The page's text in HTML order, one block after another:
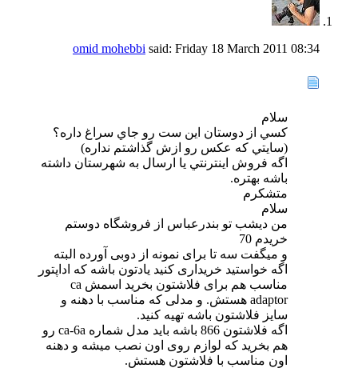
omid mohebbi said: Friday 18 March 2011 08:34
سلام
كسي از دوستان اين ست رو جاي سراغ داره؟
(سايتي كه عكس رو ازش گذاشتم نداره)
اگه فروش اينترنتي يا ارسال به شهرستان داشته
باشه بهتره.
متشكرم
سلام
من دیشب تو بندرعباس از فروشگاه دوستم
خریدم 70
و میگفت سه تا برای نمونه از دوبی آورده البته
اگه خواستید خریداری کنید یادتون باشه که اداپتور
مناسب هم برای فلاشتون بخرید اسمش ca
adaptor هستش. و مدلی که مناسب با دهنه و
سایز فلاشتون باشه تهیه کنید.
اگه فلاشتون 866 باشه باید مدل شماره ca-6a رو
هم بخرید که لوازم روی اون نصب میشه و دهنه
اون مناسب با فلاشتون هستش.